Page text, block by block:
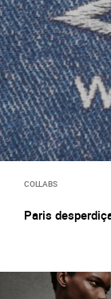
COLLABS
Paris